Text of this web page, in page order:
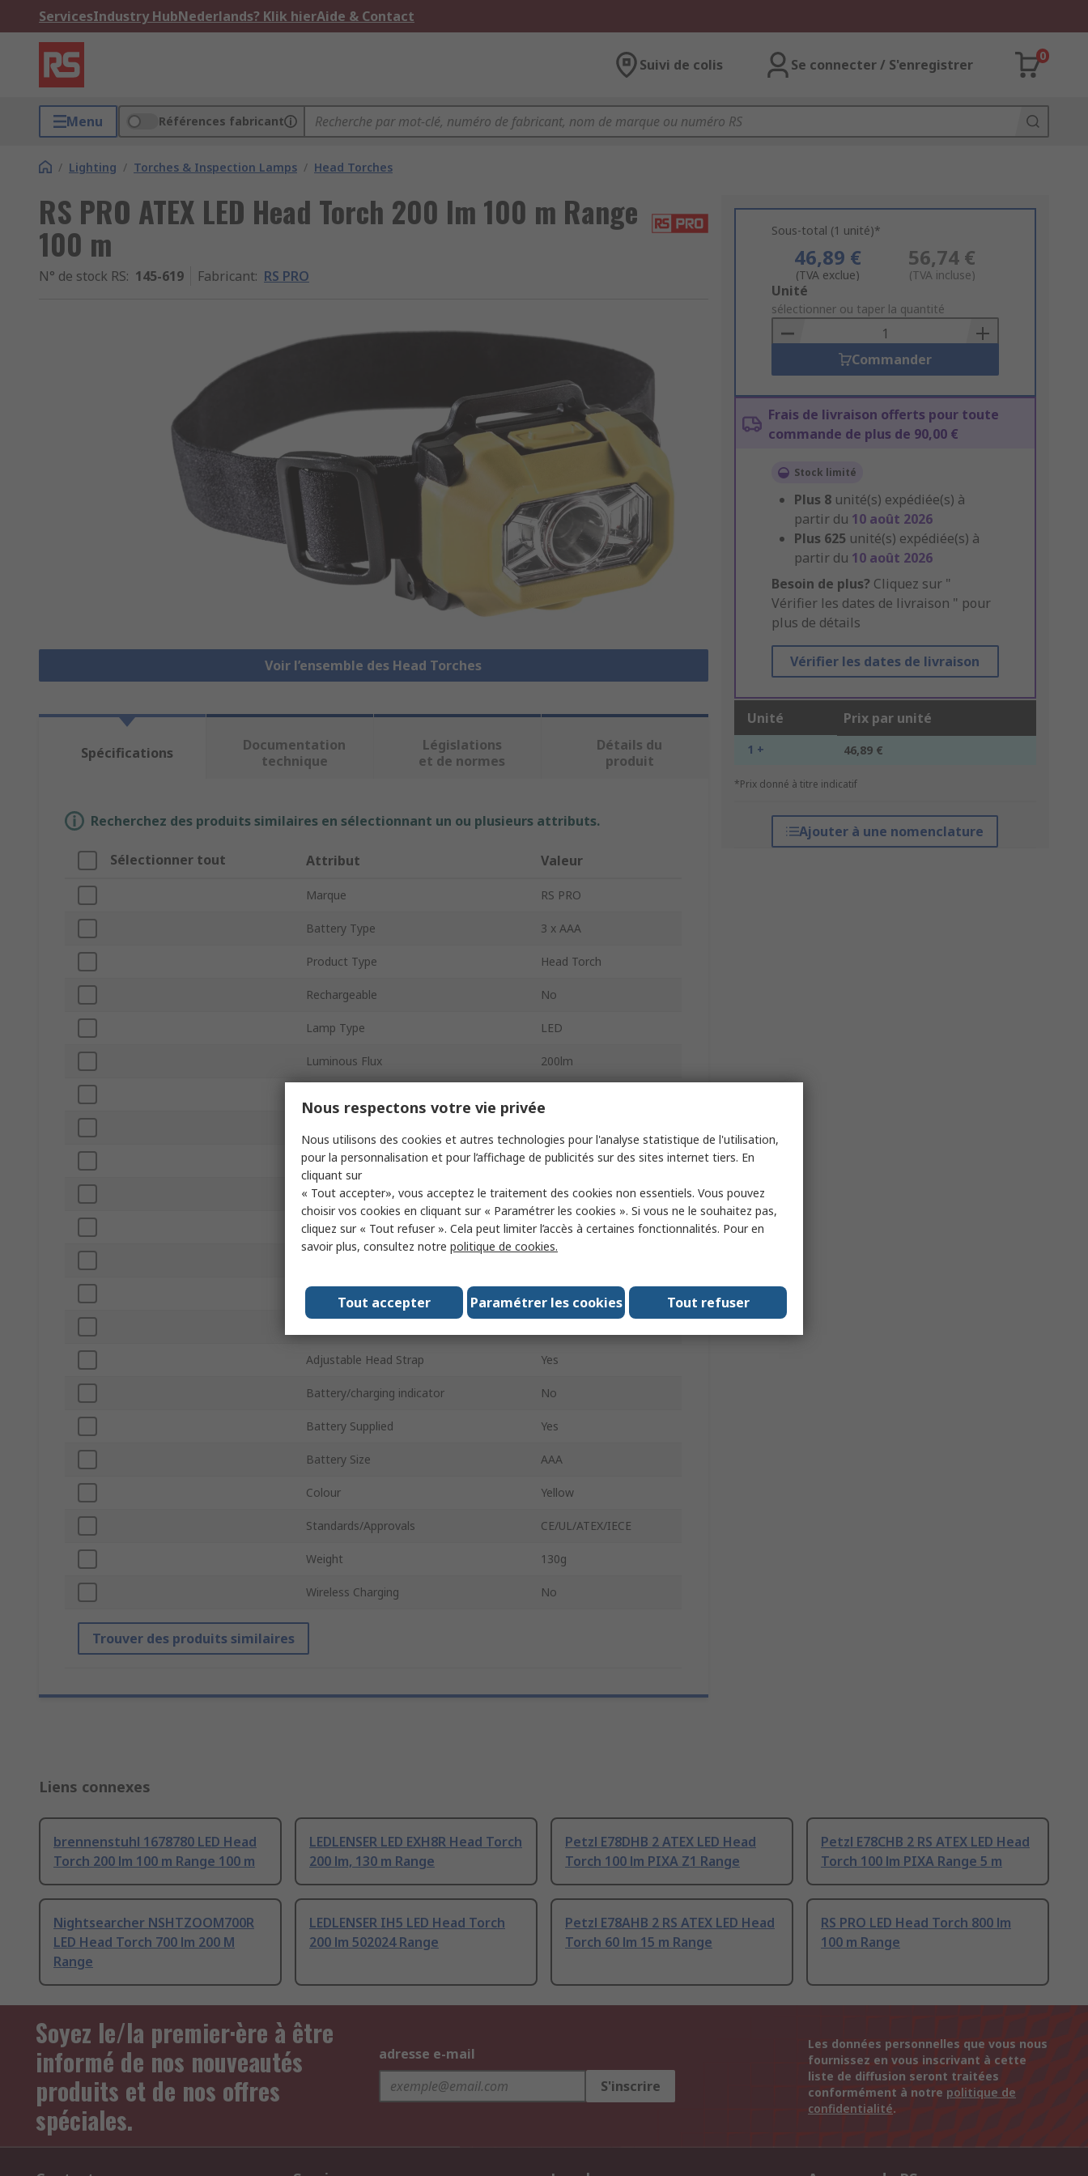
ServicesIndustry HubNederlands? Klik hierAide & Contact
Suivi de colis Se connecter / S'enregistrer
0
Menu Références fabricant
/ Lighting / Torches & Inspection Lamps / Head Torches
RS PRO ATEX LED Head Torch 200 lm 100 m Range
100 m
N° de stock RS: 145-619 Fabricant: RS PRO
Voir l’ensemble des Head Torches
Sous-total (1 unité)*
46,89 €
(TVA exclue)
56,74 €
(TVA incluse)
Add
to
Basket
Unité
sélectionner ou taper la quantité
Commander
Frais de livraison offerts pour toute
commande de plus de 90,00 €
Stock limité
Plus 8 unité(s) expédiée(s) à
partir du 10 août 2026
Plus 625 unité(s) expédiée(s) à
partir du 10 août 2026
Besoin de plus? Cliquez sur "
Vérifier les dates de livraison " pour
plus de détails
Vérifier les dates de livraison
Unité Prix par unité
1 + 46,89 €
*Prix donné à titre indicatif
Ajouter à une nomenclature
Spécifications
Documentation
technique
Législations
et de normes
Détails du
produit
Recherchez des produits similaires en sélectionnant un ou plusieurs attributs.
Sélectionner tout Attribut Valeur
Marque RS PRO
Battery Type 3 x AAA
Product Type Head Torch
Rechargeable No
Lamp Type LED
Luminous Flux 200lm
IP Rating IP67
Run Time 12.2 h
Number of Batteries 3
Beam Type
Adjustable Head Strap Yes
Battery/charging indicator No
Battery Supplied Yes
Battery Size AAA
Colour Yellow
Standards/Approvals CE/UL/ATEX/IECE
Weight 130g
Wireless Charging No
Trouver des produits similaires
Liens connexes
brennenstuhl 1678780 LED Head
Torch 200 lm 100 m Range 100 m
LEDLENSER LED EXH8R Head Torch
200 lm, 130 m Range
Petzl E78DHB 2 ATEX LED Head
Torch 100 lm PIXA Z1 Range
Petzl E78CHB 2 RS ATEX LED Head
Torch 100 lm PIXA Range 5 m
Nightsearcher NSHTZOOM700R
LED Head Torch 700 lm 200 M
Range
LEDLENSER IH5 LED Head Torch
200 lm 502024 Range
Petzl E78AHB 2 RS ATEX LED Head
Torch 60 lm 15 m Range
RS PRO LED Head Torch 800 lm
100 m Range
Soyez le/la premier·ère à être
informé de nos nouveautés
produits et de nos offres
spéciales.
adresse e-mail
S'inscrire
Les données personnelles que vous nous
fournissez en vous inscrivant à cette
liste de diffusion seront traitées
conformément à notre politique de
confidentialité.
Nous respectons votre vie privée
Nous utilisons des cookies et autres technologies pour l'analyse statistique de l'utilisation,
pour la personnalisation et pour l’affichage de publicités sur des sites internet tiers. En
cliquant sur
« Tout accepter», vous acceptez le traitement des cookies non essentiels. Vous pouvez
choisir vos cookies en cliquant sur « Paramétrer les cookies ». Si vous ne le souhaitez pas,
cliquez sur « Tout refuser ». Cela peut limiter l’accès à certaines fonctionnalités. Pour en
savoir plus, consultez notre politique de cookies.
Tout accepter Paramétrer les cookies Tout refuser